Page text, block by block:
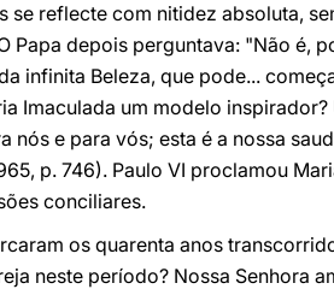
se reflecte com nitidez absoluta,
Papa depois perguntava: "Não é,
infinita Beleza, que pode...
Imaculada um modelo inspirador?
e para vós; esta é a nossa
p. 746). Paulo VI proclamou
conciliares.
os quarenta anos
neste período? Nossa Senhora